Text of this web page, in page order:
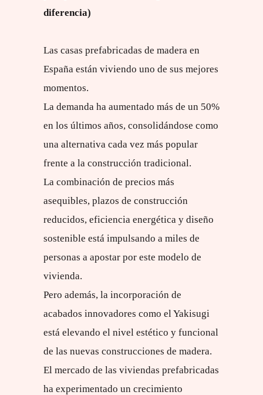
diferencia)
Las casas prefabricadas de madera en
España están viviendo uno de sus mejores
momentos.
La demanda ha aumentado más de un 50%
en los últimos años, consolidándose como
una alternativa cada vez más popular
frente a la construcción tradicional.
La combinación de precios más
asequibles, plazos de construcción
reducidos, eficiencia energética y diseño
sostenible está impulsando a miles de
personas a apostar por este modelo de
vivienda.
Pero además, la incorporación de
acabados innovadores como el Yakisugi
está elevando el nivel estético y funcional
de las nuevas construcciones de madera.
El mercado de las viviendas prefabricadas
ha experimentado un crecimiento